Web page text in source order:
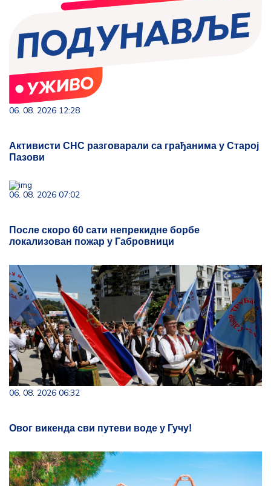
06. 08. 2026 12:28
Активисти СНС разговарали са грађанима у Старој
Пазови
06. 08. 2026 07:02
После скоро 60 сати непрекидне борбе
локализован пожар у Габровници
06. 08. 2026 06:32
Овог викенда сви путеви воде у Гучу!